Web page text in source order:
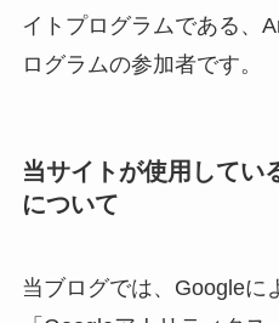
イトプログラムである、
ログラムの参加者です。
当サイトが使用してい
について
当ブログでは、Googleに